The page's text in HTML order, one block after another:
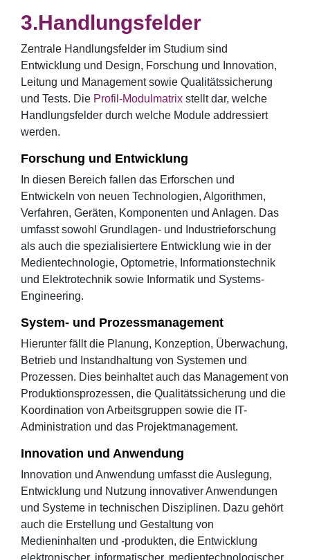
Handlungsfelder
Zentrale Handlungsfelder im Studium sind
Entwicklung und Design, Forschung und Innovation,
Leitung und Management sowie Qualitätssicherung
und Tests. Die Profil-Modulmatrix stellt dar, welche
Handlungsfelder durch welche Module addressiert
werden.
Forschung und Entwicklung
In diesen Bereich fallen das Erforschen und
Entwickeln von neuen Technologien, Algorithmen,
Verfahren, Geräten, Komponenten und Anlagen. Das
umfasst sowohl Grundlagen- und Industrieforschung
als auch die spezialisiertere Entwicklung wie in der
Medientechnologie, Optometrie, Informationstechnik
und Elektrotechnik sowie Informatik und Systems-
Engineering.
System- und Prozessmanagement
Hierunter fällt die Planung, Konzeption, Überwachung,
Betrieb und Instandhaltung von Systemen und
Prozessen. Dies beinhaltet auch das Management von
Produktionsprozessen, die Qualitätssicherung und die
Koordination von Arbeitsgruppen sowie die IT-
Administration und das Projektmanagement.
Innovation und Anwendung
Innovation und Anwendung umfasst die Auslegung,
Entwicklung und Nutzung innovativer Anwendungen
und Systeme in technischen Disziplinen. Dazu gehört
auch die Erstellung und Gestaltung von
Medieninhalten und -produkten, die Entwicklung